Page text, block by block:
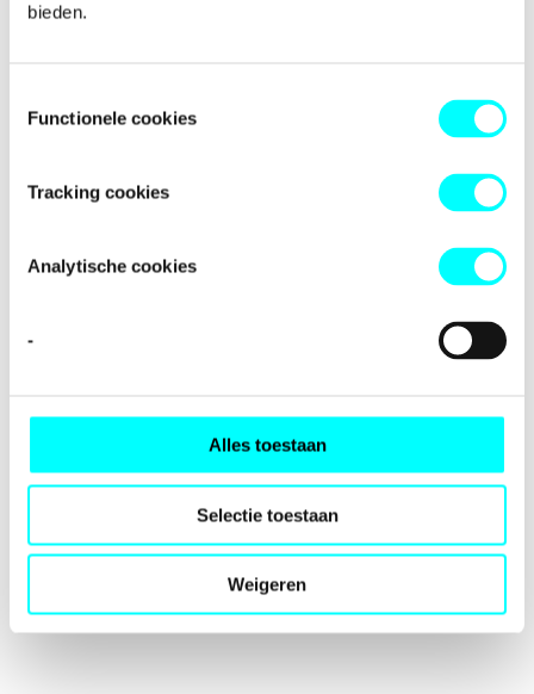
bieden.
Functionele cookies
Tracking cookies
Analytische cookies
-
Alles toestaan
Selectie toestaan
Weigeren
-side exception has occurred while
browser consolefor